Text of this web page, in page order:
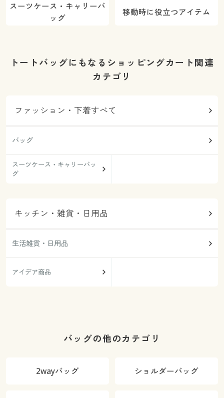
スーツケース・キャリーバ
ッグ
移動時に役立つアイテム
トートバッグにもなるショッピングカート関連
カテゴリ
ファッション・下着すべて
バッグ
スーツケース・キャリーバッ
グ
キッチン・雑貨・日用品
生活雑貨・日用品
アイデア商品
バッグの他のカテゴリ
2wayバッグ ショルダーバッグ